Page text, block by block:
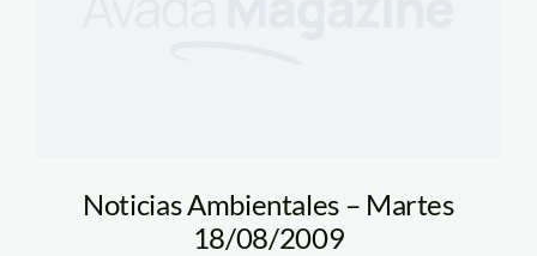
Noticias Ambientales – Martes
18/08/2009